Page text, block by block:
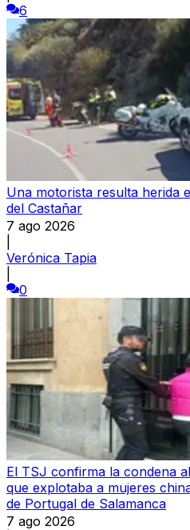
6
Una motorista resulta herida
del Castañar
7 ago 2026
Verónica Tapia
0
El TSJ confirma la condena
que explotaba a mujeres
de Portugal de Salamanca
7 ago 2026